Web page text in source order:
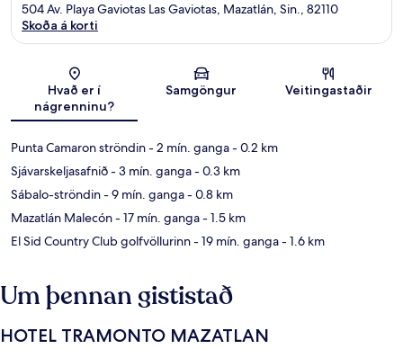
Kort
504 Av. Playa Gaviotas Las Gaviotas, Mazatlán, Sin., 82110
Skoða á korti
Hvað er í
nágrenninu?
Samgöngur Veitingastaðir
Punta Camaron ströndin- 2 mín. ganga- 0.2 km
Sjávarskeljasafnið- 3 mín. ganga- 0.3 km
Sábalo-ströndin- 9 mín. ganga- 0.8 km
Mazatlán Malecón- 17 mín. ganga- 1.5 km
El Sid Country Club golfvöllurinn- 19 mín. ganga- 1.6 km
Um þennan gististað
HOTEL TRAMONTO MAZATLAN